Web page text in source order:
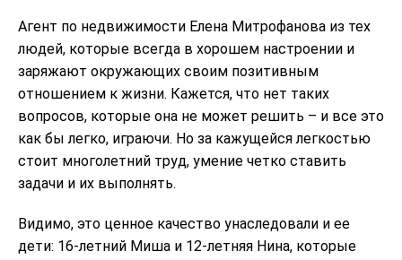
Агент по недвижимости Елена Митрофанова из тех
людей, которые всегда в хорошем настроении и
заряжают окружающих своим позитивным
отношением к жизни. Кажется, что нет таких
вопросов, которые она не может решить – и все это
как бы легко, играючи. Но за кажущейся легкостью
стоит многолетний труд, умение четко ставить
задачи и их выполнять.
Видимо, это ценное качество унаследовали и ее
дети: 16-летний Миша и 12-летняя Нина, которые